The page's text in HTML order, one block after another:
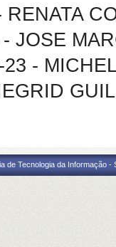
JOSE
-
de Tecnologia da Informação